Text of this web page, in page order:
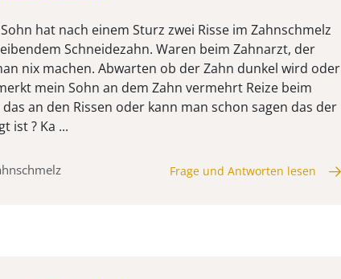
hat nach einem Sturz zwei Risse im Zahnschmelz
Schneidezahn. Waren beim Zahnarzt, der
nix machen. Abwarten ob der Zahn dunkel wird oder
mein Sohn an dem Zahn vermehrt Reize beim
das an den Rissen oder kann man schon sagen das der
ist ? Ka ...
Frage und Antworten lesen